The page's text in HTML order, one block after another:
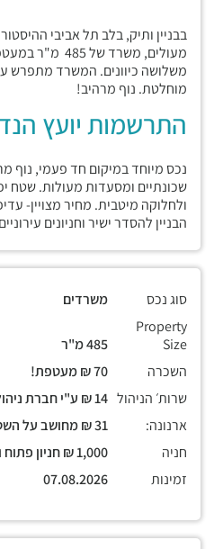
בבניין ותיק, בלב תל אביבי
מעולים, משרד
משלושה כיוונים. המשרד מתפרש
מוחלטת. נוף מרהיב!
התרשמות יועץ
נכס מיוחד במיקום חד פעמי, נוף
שכונתיים ומסעדות מעולות. שטח
ולחלוקה מיטבית. מחיר מצויין-
הבניין להסדר ישיר וחניונים
סוג נכס
משרדים
Property
Size
השכרה
שרות׳ הניהול
ארנונה:
חניה
זמינות